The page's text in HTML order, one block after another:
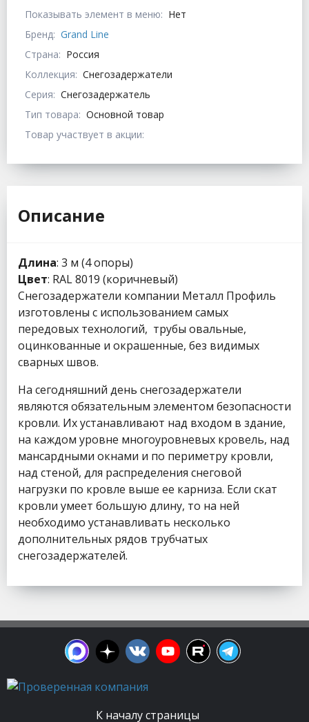
Показывать элемент в меню: Нет
Бренд: Grand Line
Страна: Россия
Коллекция: Снегозадержатели
Серия: Снегозадержатель
Тип товара: Основной товар
Товар участвует в акции:
Описание
Длина: 3 м (4 опоры)
Цвет: RAL 8019 (коричневый)
Снегозадержатели компании Металл Профиль
изготовлены с использованием самых
передовых технологий, трубы овальные,
оцинкованные и окрашенные, без видимых
сварных швов.
На сегодняшний день снегозадержатели
являются обязательным элементом безопасности
кровли. Их устанавливают над входом в здание,
на каждом уровне многоуровневых кровель, над
мансардными окнами и по периметру кровли,
над стеной, для распределения снеговой
нагрузки по кровле выше ее карниза. Если скат
кровли умеет большую длину, то на ней
необходимо устанавливать несколько
дополнительных рядов трубчатых
снегозадержателей.
К началу страницы